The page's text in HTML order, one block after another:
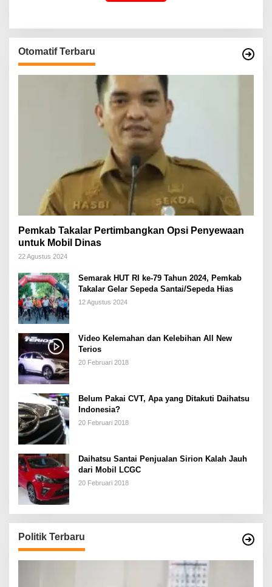
Otomatif Terbaru
Pemkab Takalar Pertimbangkan Opsi Penyewaan
untuk Mobil Dinas
22 Agustus 2024
Semarak HUT RI ke-79 Tahun 2024, Pemkab
Takalar Gelar Sepeda Santai/Sepeda Hias
12 Agustus 2024
Video Kelemahan dan Kelebihan All New
Terios
20 Februari 2018
Belum Pakai CVT, Apa yang Ditakuti Daihatsu
Indonesia?
20 Februari 2018
Daihatsu Santai Penjualan Sirion Kalah Jauh
dari Mobil LCGC
20 Februari 2018
Politik Terbaru